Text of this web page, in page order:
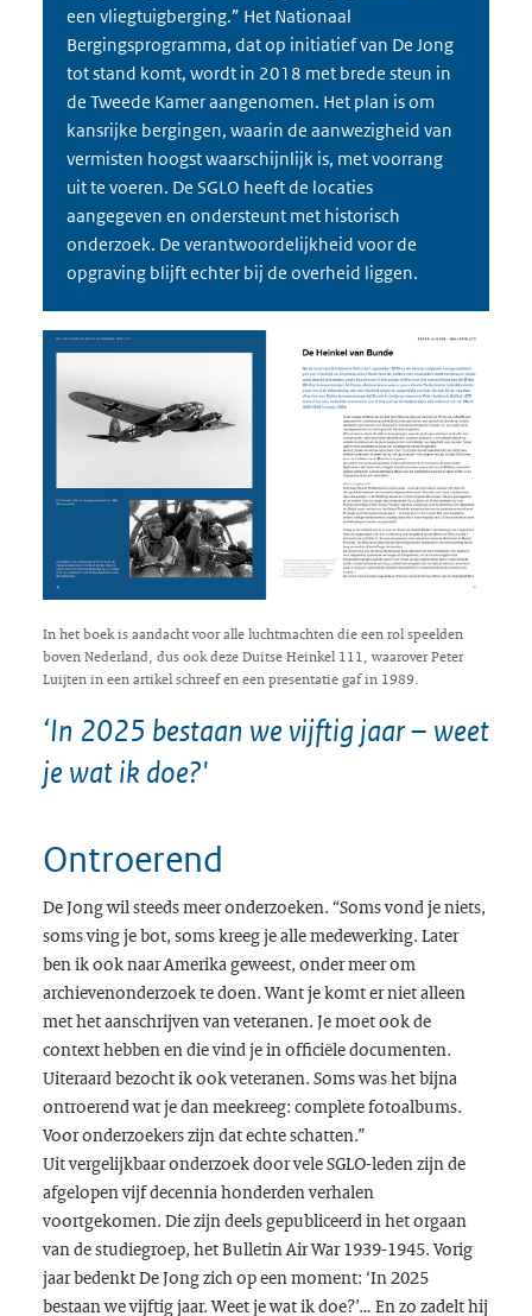
een vliegtuigberging.” Het Nationaal
Bergingsprogramma, dat op initiatief van De Jong
tot stand komt, wordt in 2018 met brede steun in
de Tweede Kamer aangenomen. Het plan is om
kansrijke bergingen, waarin de aanwezigheid van
vermisten hoogst waarschijnlijk is, met voorrang
uit te voeren. De SGLO heeft de locaties
aangegeven en ondersteunt met historisch
onderzoek. De verantwoordelijkheid voor de
opgraving blijft echter bij de overheid liggen.
In het boek is aandacht voor alle luchtmachten die een rol speelden
boven Nederland, dus ook deze Duitse Heinkel 111, waarover Peter
Luijten in een artikel schreef en een presentatie gaf in 1989.
‘In 2025 bestaan we vijftig jaar – weet
je wat ik doe?'
Ontroerend
De Jong wil steeds meer onderzoeken. “Soms vond je niets,
soms ving je bot, soms kreeg je alle medewerking. Later
ben ik ook naar Amerika geweest, onder meer om
archievenonderzoek te doen. Want je komt er niet alleen
met het aanschrijven van veteranen. Je moet ook de
context hebben en die vind je in officiële documenten.
Uiteraard bezocht ik ook veteranen. Soms was het bijna
ontroerend wat je dan meekreeg: complete fotoalbums.
Voor onderzoekers zijn dat echte schatten.”
Uit vergelijkbaar onderzoek door vele SGLO-leden zijn de
afgelopen vijf decennia honderden verhalen
voortgekomen. Die zijn deels gepubliceerd in het orgaan
van de studiegroep, hetBulletin Air War1939-1945. Vorig
jaar bedenkt De Jong zich op een moment: ‘In 2025
bestaan we vijftig jaar. Weet je wat ik doe?’… En zo zadelt hij